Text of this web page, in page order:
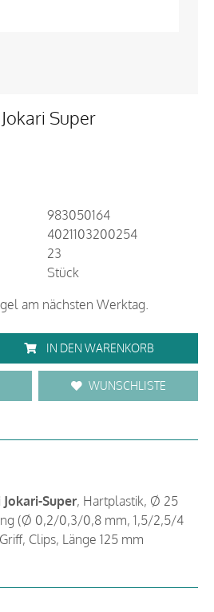
Super
983050164
4021103200254
23
Stück
am nächsten Werktag.
IN DEN WARENKORB
WUNSCHLISTE
Jokari-Super, Hartplastik, Ø 25
(Ø 0,2/0,3/0,8 mm, 1,5/2,5/4
Clips, Länge 125 mm